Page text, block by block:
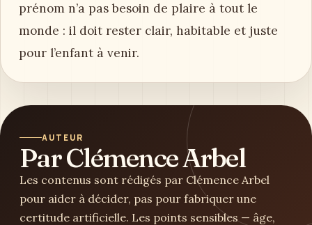
prénom n’a pas besoin de plaire à tout le
monde : il doit rester clair, habitable et juste
pour l’enfant à venir.
AUTEUR
Par Clémence Arbel
Les contenus sont rédigés par Clémence Arbel
pour aider à décider, pas pour fabriquer une
certitude artificielle. Les points sensibles — âge,